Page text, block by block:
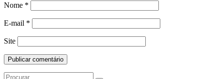
Nome *
E-mail *
Site
Search